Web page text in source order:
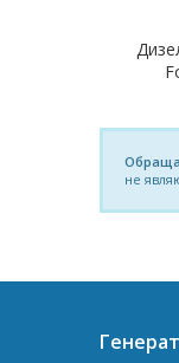
не